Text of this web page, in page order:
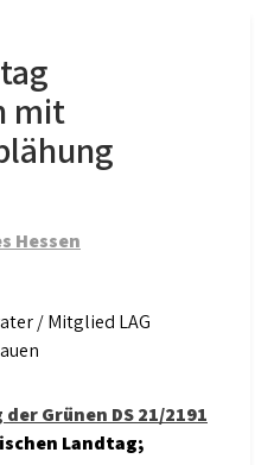
mit
Hessen
/ Mitglied LAG
Grünen DS 21/2191
Landtag;